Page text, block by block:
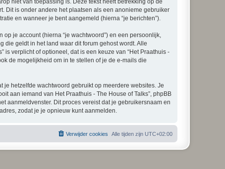
niet van toepassing is. Deze tekst heeft betrekking op de
Dit is onder andere het plaatsen als een anonieme gebruiker
en wanneer je bent aangemeld (hierna “je berichten”).
je account (hierna “je wachtwoord”) en een persoonlijk,
die geldt in het land waar dit forum gehost wordt. Alle
is verplicht of optioneel, dat is een keuze van “Het Praathuis -
de mogelijkheid om in te stellen of je de e-mails die
hetzelfde wachtwoord gebruikt op meerdere websites. Je
aan iemand van Het Praathuis - The House of Talks”, phpBB
aanmeldvenster. Dit proces vereist dat je gebruikersnaam en
zodat je je opnieuw kunt aanmelden.
Alle tijden zijn UTC+02:00
Verwijder cookies